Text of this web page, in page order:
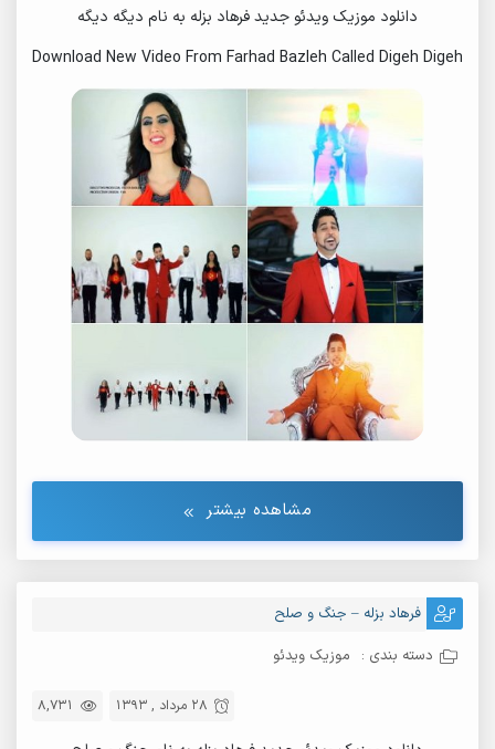
دانلود موزیک ویدئو جدید فرهاد بزله به نام دیگه دیگه
Download New Video From Farhad Bazleh Called Digeh Digeh
مشاهده بیشتر
فرهاد بزله – جنگ و صلح
دسته بندی : موزیک ویدئو
8,731 28 مرداد , 1393